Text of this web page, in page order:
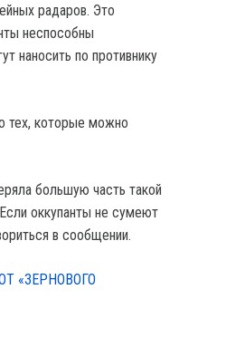
радаров. Это
неспособны
наносить по противнику
тех, которые можно
большую часть такой
оккупанты не сумеют
в сообщении.
«ЗЕРНОВОГО